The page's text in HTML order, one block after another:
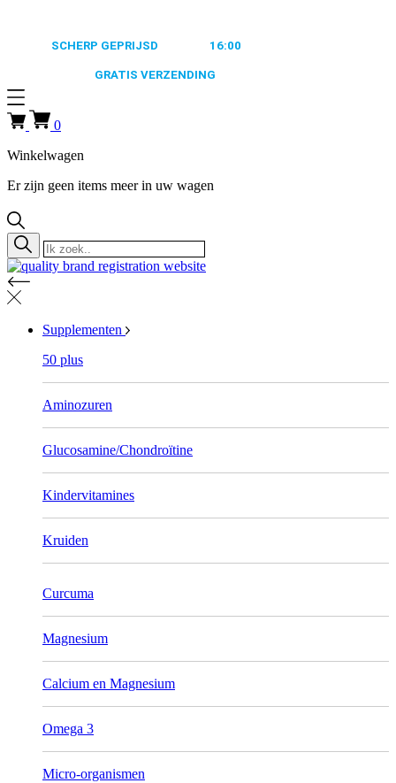
SCHERP GEPRIJSD 16:00
GRATIS VERZENDING
0
Winkelwagen
Er zijn geen items meer in uw wagen
Supplementen
50 plus
Aminozuren
Glucosamine/Chondroïtine
Kindervitamines
Kruiden
Curcuma
Magnesium
Calcium en Magnesium
Omega 3
Micro-organismen